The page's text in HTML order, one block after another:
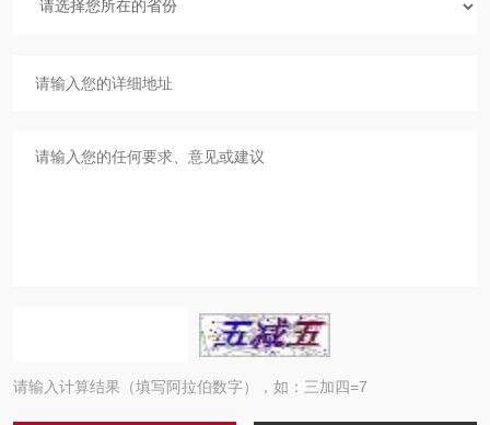
请输入计算结果（填写阿拉伯数字），如：三加四=7